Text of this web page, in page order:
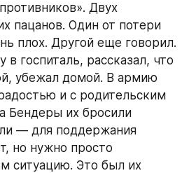
Двух
пацанов. Один от потери
плох. Другой еще говорил.
госпиталь, рассказал, что
убежал домой. В армию
и с родительским
Бендеры их бросили
— для поддержания
но нужно просто
ситуацию. Это был их